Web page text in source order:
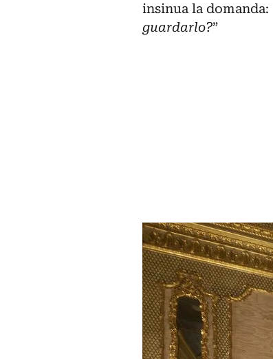
insinua la domanda:
guardarlo?”